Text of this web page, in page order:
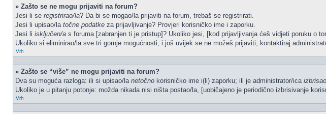
» Zašto se ne mogu prijaviti na forum?
Jesi li se registrirao/la? Da bi se mogao/la prijaviti na forum, trebaš se registrirati.
Jesi li upisao/la točne podatke za prijavljivanje? Provjeri korisničko ime i zaporku.
Jesi li isključen/a s foruma [zabranjen ti je pristup]? Ukoliko jesi, [kod prijavljivanja ćeš vidjeti poruku o
Ukoliko si eliminirao/la sve tri gornje mogućnosti, i još uvijek se ne možeš prijaviti, kontaktiraj
Vrh
» Zašto se “više” ne mogu prijaviti na forum?
Dva su moguća razloga: ili si upisao/la netočno korisničko ime i(li) zaporku; ili je administrator/ica
Ukoliko je u pitanju potonje: možda nikada nisi ništa postao/la, [uobičajeno je periodično izbrisivanje
Vrh